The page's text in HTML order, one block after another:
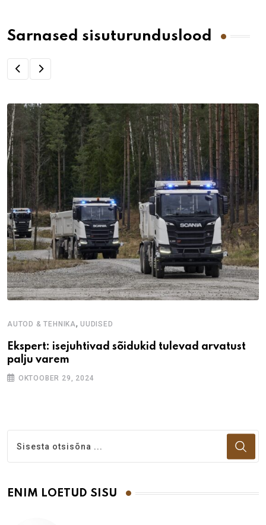
Sarnased sisuturunduslood
AUTOD & TEHNIKA, UUDISED
Ekspert: isejuhtivad sõidukid tulevad arvatust
palju varem
OKTOOBER 29, 2024
ENIM LOETUD SISU